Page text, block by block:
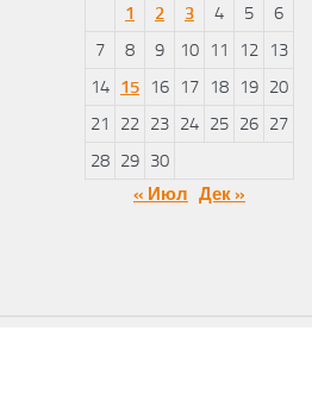
1
2 3 4 5
6
7
8 9 10 11 12
13
14 15 16 17 18 19 20
21
22 23 24 25 26 27
28 29 30
« Июл Дек »